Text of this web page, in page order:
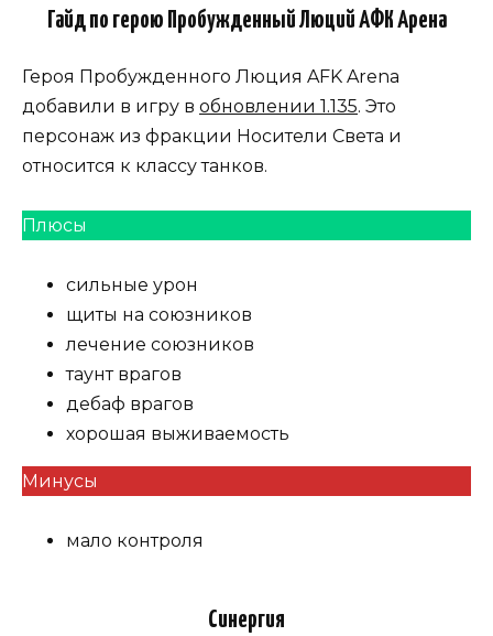
Гайд по герою Пробужденный Люций АФК Арена
Героя Пробужденного Люция AFK Arena
добавили в игру в обновлении 1.135. Это
персонаж из фракции Носители Света и
относится к классу танков.
Плюсы
сильные урон
щиты на союзников
лечение союзников
таунт врагов
дебаф врагов
хорошая выживаемость
Минусы
мало контроля
Синергия